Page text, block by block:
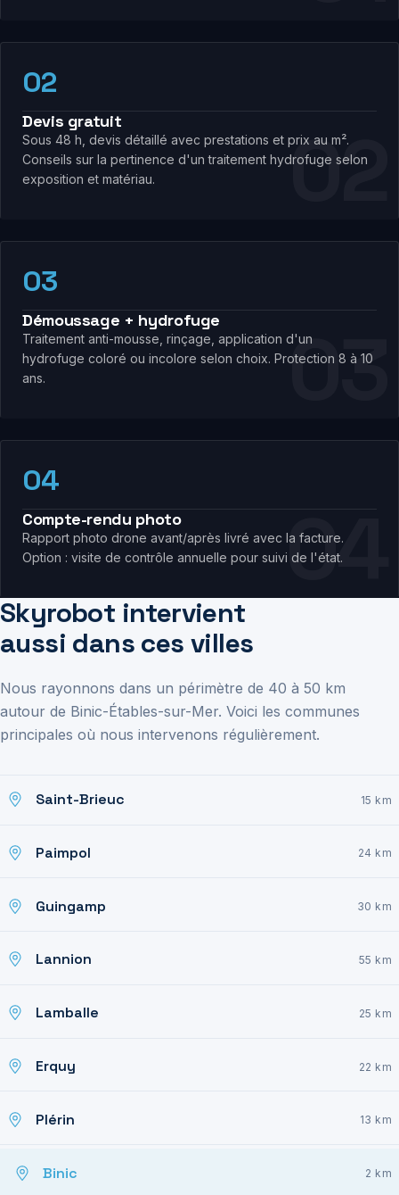
02
Devis gratuit
Sous 48 h, devis détaillé avec prestations et prix au m².
Conseils sur la pertinence d'un traitement hydrofuge selon
exposition et matériau.
03
Démoussage + hydrofuge
Traitement anti-mousse, rinçage, application d'un
hydrofuge coloré ou incolore selon choix. Protection 8 à 10
ans.
04
Compte-rendu photo
Rapport photo drone avant/après livré avec la facture.
Option : visite de contrôle annuelle pour suivi de l'état.
Skyrobot intervient
aussi dans ces villes
Nous rayonnons dans un périmètre de 40 à 50 km
autour de Binic-Étables-sur-Mer. Voici les communes
principales où nous intervenons régulièrement.
Saint-Brieuc 15 km
Paimpol 24 km
Guingamp 30 km
Lannion 55 km
Lamballe 25 km
Erquy 22 km
Plérin 13 km
Binic 2 km